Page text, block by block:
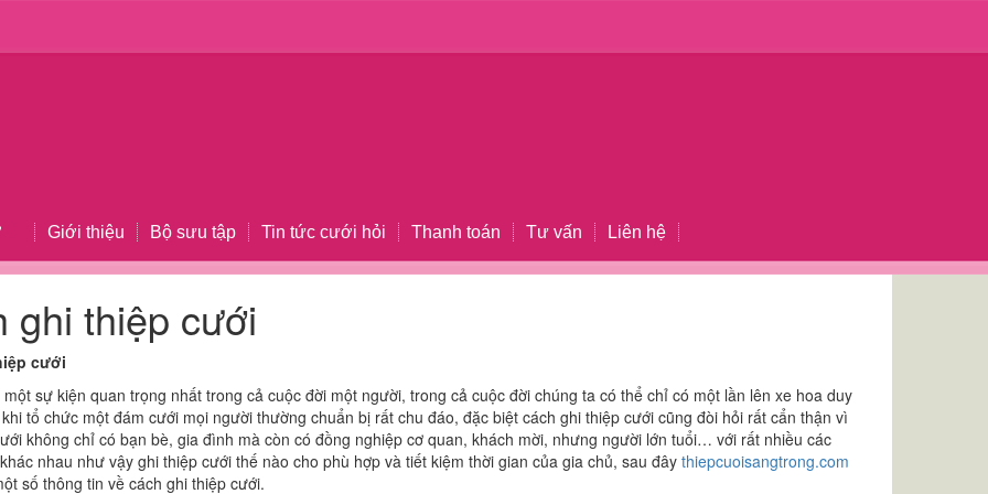
Giới thiệu Bộ sưu tập Tin tức cưới hỏi Thanh toán Tư vấn Liên hệ
ghi thiệp cưới
cưới
sự kiện quan trọng nhất trong cả cuộc đời một người, trong cả cuộc đời chúng ta có thể chỉ có một lần lên xe hoa duy
tổ chức một đám cưới mọi người thường chuẩn bị rất chu đáo, đặc biệt cách ghi thiệp cưới cũng đòi hỏi rất cẩn thận vì
không chỉ có bạn bè, gia đình mà còn có đồng nghiệp cơ quan, khách mời, nhưng người lớn tuổi… với rất nhiều các
nhau như vậy ghi thiệp cưới thế nào cho phù hợp và tiết kiệm thời gian của gia chủ, sau đây thiepcuoisangtrong.com
số thông tin về cách ghi thiệp cưới.